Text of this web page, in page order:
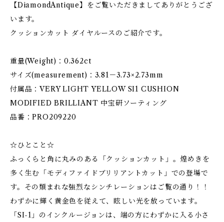
【DiamondAntique】をご覧いただきましてありがとうござ
います。
クッションカット ダイヤルースのご紹介です。
重量(Weight)：0.362ct
サイズ(measurement)：3.81－3.73×2.73mm
付属品：VERY LIGHT YELLOW SI1 CUSHION
MODIFIED BRILLIANT 中宝研ソーティング
品番：PRO209220
☆ひとこと☆
ふっくらと角に丸みのある「クッションカット」。煌めきを
多く生む「モディファイドブリリアントカット」での登場で
す。その類まれな強烈なシンチレーションはご覧の通り！！
わずかに輝く黄金色を従えて、眩しい光を放っています。
「SI-1」のインクルージョンは、端の方にわずかに入る小さ